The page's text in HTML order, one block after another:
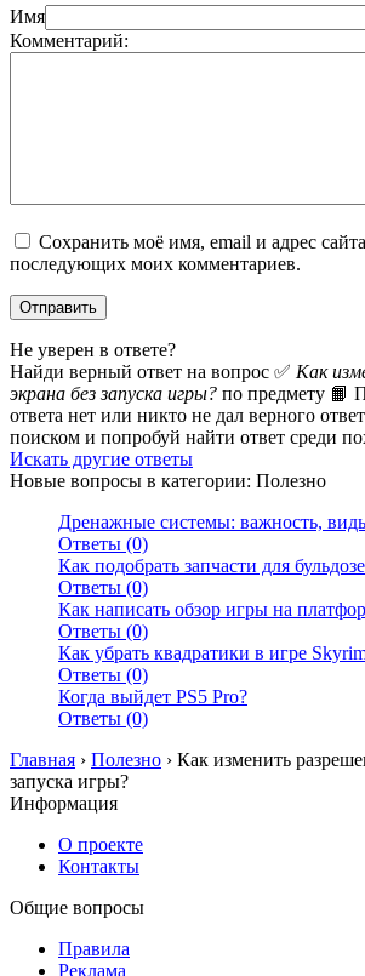
Имя
Комментарий:
Сохранить моё имя, email и адрес
последующих моих комментариев.
Не уверен в ответе?
Найди верный ответ на вопрос ✅ Как
экрана без запуска игры? по предмету 📙
ответа нет или никто не дал верного
поиском и попробуй найти ответ среди
Искать другие ответы
Новые вопросы в категории: Полезно
Дренажные системы: важность,
Ответы (0)
Как подобрать запчасти для
Ответы (0)
Как написать обзор игры на
Ответы (0)
Как убрать квадратики в игре
Ответы (0)
Когда выйдет PS5 Pro?
Ответы (0)
Главная › Полезно › Как изменить
запуска игры?
Информация
О проекте
Контакты
Общие вопросы
Правила
Реклама